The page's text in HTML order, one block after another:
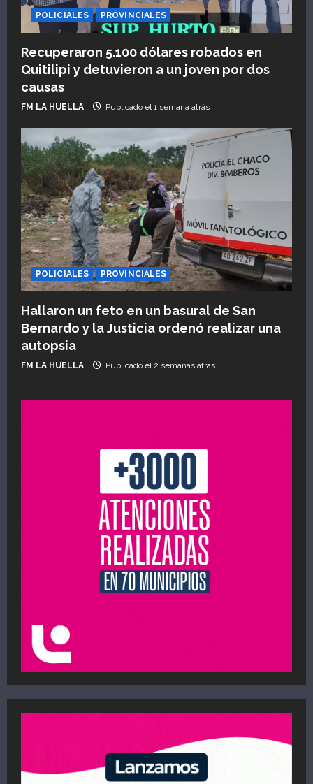
POLICIALES PROVINCIALES
Recuperaron 5.100 dólares robados en
Quitilipi y detuvieron a un joven por dos
causas
FM LA HUELLA Publicado el 1 semana atrás
POLICIALES PROVINCIALES
Hallaron un feto en un basural de San
Bernardo y la Justicia ordenó realizar una
autopsia
FM LA HUELLA Publicado el 2 semanas atrás